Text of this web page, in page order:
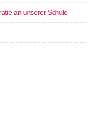
an unserer Schule